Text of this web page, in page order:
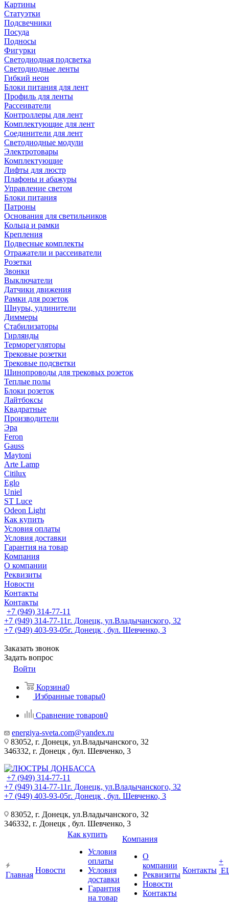
Картины
Статуэтки
Подсвечники
Посуда
Подносы
Фигурки
Светодиодная подсветка
Светодиодные ленты
Гибкий неон
Блоки питания для лент
Профиль для ленты
Рассеиватели
Контроллеры для лент
Комплектующие для лент
Соединители для лент
Светодиодные модули
Электротовары
Комплектующие
Лифты для люстр
Плафоны и абажуры
Управление светом
Блоки питания
Патроны
Основания для светильников
Кольца и рамки
Крепления
Подвесные комплекты
Отражатели и рассеиватели
Розетки
Звонки
Выключатели
Датчики движения
Рамки для розеток
Шнуры, удлинители
Диммеры
Стабилизаторы
Гирлянды
Терморегуляторы
Трековые розетки
Трековые подсветки
Шинопроводы для трековых розеток
Теплые полы
Блоки розеток
Лайтбоксы
Квадратные
Производители
Эра
Feron
Gauss
Maytoni
Arte Lamp
Citilux
Eglo
Uniel
ST Luce
Odeon Light
Как купить
Условия оплаты
Условия доставки
Гарантия на товар
Компания
О компании
Реквизиты
Новости
Контакты
Контакты
+7 (949) 314-77-11
+7 (949) 314-77-11г. Донецк, ул.Владычанского, 32
+7 (949) 403-93-05г. Донецк , бул. Шевченко, 3
Заказать звонок
Задать вопрос
Войти
Корзина0
Избранные товары0
Сравнение товаров0
energiya-sveta.com@yandex.ru
83052, г. Донецк, ул.Владычанского, 32
346332, г. Донецк , бул. Шевченко, 3
+7 (949) 314-77-11
+7 (949) 314-77-11г. Донецк, ул.Владычанского, 32
+7 (949) 403-93-05г. Донецк , бул. Шевченко, 3
83052, г. Донецк, ул.Владычанского, 32
346332, г. Донецк , бул. Шевченко, 3
Главная
Новости
Как купить
Условия
оплаты
Условия
доставки
Гарантия
на товар
Компания
О
компании
Реквизиты
Новости
Контакты
Контакты
+